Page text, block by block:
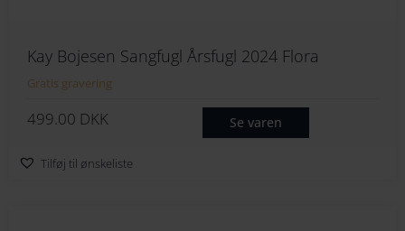
Kay Bojesen Sangfugl Årsfugl 2024 Flora
Gratis gravering
499.00 DKK Se varen
Tilføj til ønskeliste